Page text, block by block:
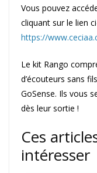
Vous pouvez
cliquant sur le lien
https://
Le kit Rango
d’écouteurs sans
GoSense. Ils vous
dès leur sortie !
Ces
intéresser